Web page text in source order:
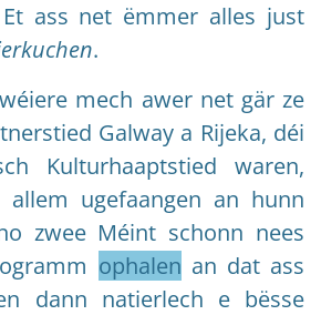
ass net ëmmer alles just
.
mech awer net gär ze
Galway a Rijeka, déi
Kulturhaaptstied waren,
allem ugefaangen an hunn
zwee Méint schonn nees
ophalen an dat ass
dann natierlech e bësse